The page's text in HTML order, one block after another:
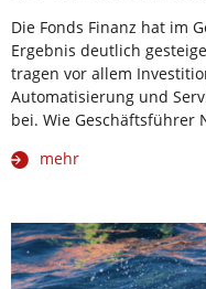
Die Fonds Finanz hat im
Ergebnis deutlich
tragen vor allem
Automatisierung und
bei. Wie Geschäftsführer
mehr